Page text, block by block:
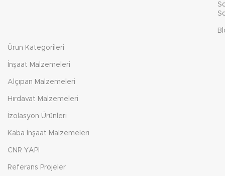
Ürün Kategorileri
İnşaat Malzemeleri
Alçıpan Malzemeleri
Hırdavat Malzemeleri
İzolasyon Ürünleri
Kaba İnşaat Malzemeleri
CNR YAPI
Referans Projeler